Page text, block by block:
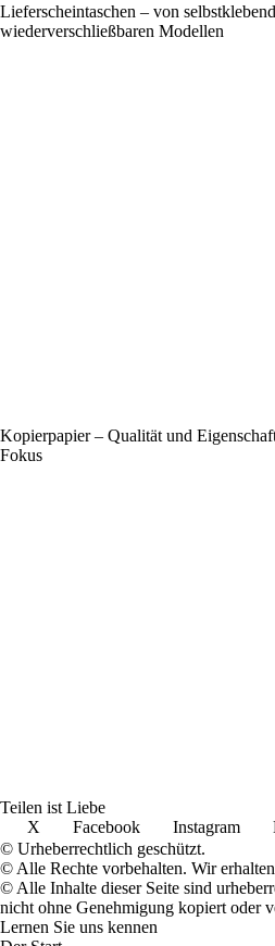
Lieferscheintaschen – von
wiederverschließbaren Modellen
Kopierpapier – Qualität und
Fokus
Teilen ist Liebe
X
Facebook Instagram
© Urheberrechtlich geschützt.
© Alle Rechte vorbehalten. Wir
© Alle Inhalte dieser Seite sind
nicht ohne Genehmigung kopiert oder
Lernen Sie uns kennen